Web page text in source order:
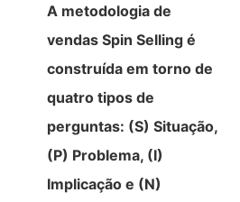
A metodologia de
vendas Spin Selling é
construída em torno de
quatro tipos de
perguntas: (S) Situação,
(P) Problema, (I)
Implicação e (N)